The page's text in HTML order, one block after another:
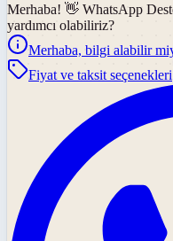
Merhaba! 👋 WhatsApp
yardımcı olabiliriz?
Merhaba, bilgi alabilir
Fiyat ve taksit seçenekleri